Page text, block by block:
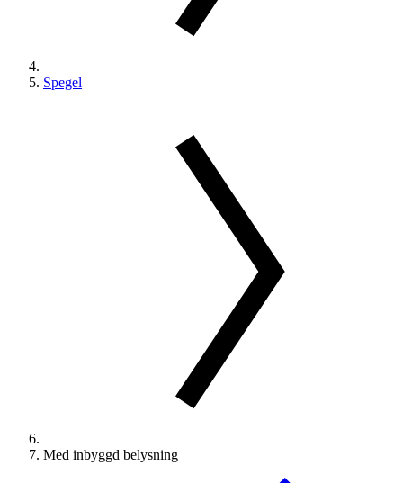
Spegel
Med inbyggd belysning